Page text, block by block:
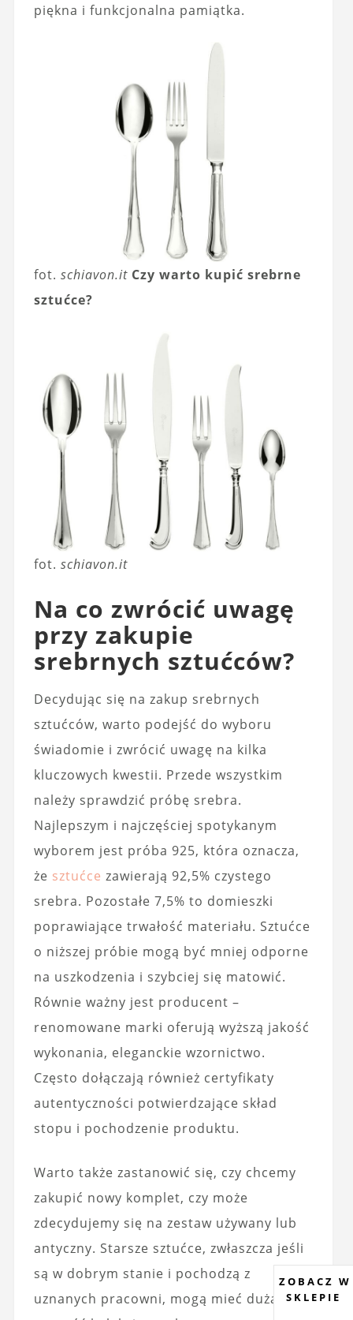
piękna i funkcjonalna pamiątka.
fot. schiavon.it Czy warto kupić srebrne
sztućce?
fot. schiavon.it
Na co zwrócić uwagę
przy zakupie
srebrnych sztućców?
Decydując się na zakup srebrnych
sztućców, warto podejść do wyboru
świadomie i zwrócić uwagę na kilka
kluczowych kwestii. Przede wszystkim
należy sprawdzić próbę srebra.
Najlepszym i najczęściej spotykanym
wyborem jest próba 925, która oznacza,
że sztućce zawierają 92,5% czystego
srebra. Pozostałe 7,5% to domieszki
poprawiające trwałość materiału. Sztućce
o niższej próbie mogą być mniej odporne
na uszkodzenia i szybciej się matowić.
Równie ważny jest producent –
renomowane marki oferują wyższą jakość
wykonania, eleganckie wzornictwo.
Często dołączają również certyfikaty
autentyczności potwierdzające skład
stopu i pochodzenie produktu.
Warto także zastanowić się, czy chcemy
zakupić nowy komplet, czy może
zdecydujemy się na zestaw używany lub
antyczny. Starsze sztućce, zwłaszcza jeśli
są w dobrym stanie i pochodzą z
uznanych pracowni, mogą mieć dużą
ZOBACZ W
SKLEPIE